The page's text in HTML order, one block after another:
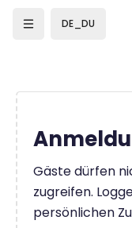
DE_DU
Gäste dürfen
zugreifen.
persönlichen